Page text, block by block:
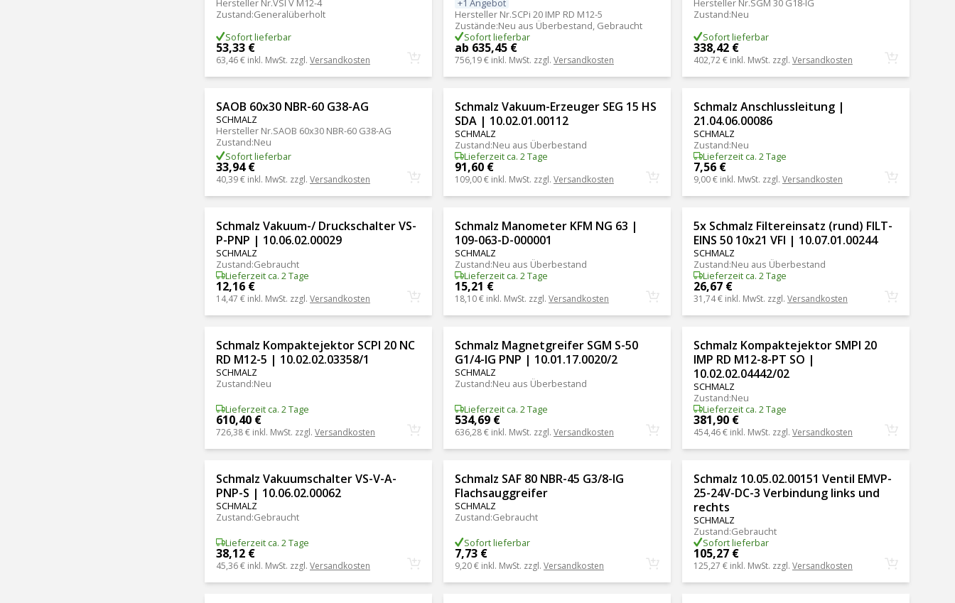
Hersteller Nr.VSI V M12-4
Zustand:Generalüberholt
Sofort lieferbar
53,33 €
63,46 € inkl. MwSt. zzgl. Versandkosten
+1 Angebot
Hersteller Nr.SCPi 20 IMP RD M12-5
Zustände:Neu aus Überbestand, Gebraucht
Sofort lieferbar
ab 635,45 €
756,19 € inkl. MwSt. zzgl. Versandkosten
Hersteller Nr.SGM 30 G18-IG
Zustand:Neu
Sofort lieferbar
338,42 €
402,72 € inkl. MwSt. zzgl. Versandkosten
SAOB 60x30 NBR-60 G38-AG
SCHMALZ
Hersteller Nr.SAOB 60x30 NBR-60 G38-AG
Zustand:Neu
Sofort lieferbar
33,94 €
40,39 € inkl. MwSt. zzgl. Versandkosten
Schmalz Vakuum-Erzeuger SEG 15 HS
SDA | 10.02.01.00112
SCHMALZ
Zustand:Neu aus Überbestand
Lieferzeit ca. 2 Tage
91,60 €
109,00 € inkl. MwSt. zzgl. Versandkosten
Schmalz Anschlussleitung |
21.04.06.00086
SCHMALZ
Zustand:Neu
Lieferzeit ca. 2 Tage
7,56 €
9,00 € inkl. MwSt. zzgl. Versandkosten
Schmalz Vakuum-/ Druckschalter VS-
P-PNP | 10.06.02.00029
SCHMALZ
Zustand:Gebraucht
Lieferzeit ca. 2 Tage
12,16 €
14,47 € inkl. MwSt. zzgl. Versandkosten
Schmalz Manometer KFM NG 63 |
109-063-D-000001
SCHMALZ
Zustand:Neu aus Überbestand
Lieferzeit ca. 2 Tage
15,21 €
18,10 € inkl. MwSt. zzgl. Versandkosten
5x Schmalz Filtereinsatz (rund) FILT-
EINS 50 10x21 VFI | 10.07.01.00244
SCHMALZ
Zustand:Neu aus Überbestand
Lieferzeit ca. 2 Tage
26,67 €
31,74 € inkl. MwSt. zzgl. Versandkosten
Schmalz Kompaktejektor SCPI 20 NC
RD M12-5 | 10.02.02.03358/1
SCHMALZ
Zustand:Neu
Lieferzeit ca. 2 Tage
610,40 €
726,38 € inkl. MwSt. zzgl. Versandkosten
Schmalz Magnetgreifer SGM S-50
G1/4-IG PNP | 10.01.17.0020/2
SCHMALZ
Zustand:Neu aus Überbestand
Lieferzeit ca. 2 Tage
534,69 €
636,28 € inkl. MwSt. zzgl. Versandkosten
Schmalz Kompaktejektor SMPI 20
IMP RD M12-8-PT SO |
10.02.02.04442/02
SCHMALZ
Zustand:Neu
Lieferzeit ca. 2 Tage
381,90 €
454,46 € inkl. MwSt. zzgl. Versandkosten
Schmalz Vakuumschalter VS-V-A-
PNP-S | 10.06.02.00062
SCHMALZ
Zustand:Gebraucht
Lieferzeit ca. 2 Tage
38,12 €
45,36 € inkl. MwSt. zzgl. Versandkosten
Schmalz SAF 80 NBR-45 G3/8-IG
Flachsauggreifer
SCHMALZ
Zustand:Gebraucht
Sofort lieferbar
7,73 €
9,20 € inkl. MwSt. zzgl. Versandkosten
Schmalz 10.05.02.00151 Ventil EMVP-
25-24V-DC-3 Verbindung links und
rechts
SCHMALZ
Zustand:Gebraucht
Sofort lieferbar
105,27 €
125,27 € inkl. MwSt. zzgl. Versandkosten